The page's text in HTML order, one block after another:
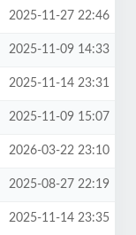
2025-11-27 22:46
2025-11-09 14:33
2025-11-14 23:31
2025-11-09 15:07
2026-03-22 23:10
2025-08-27 22:19
2025-11-14 23:35